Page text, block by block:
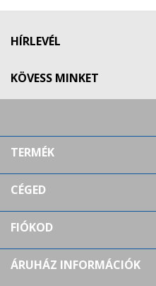
HÍRLEVÉL
KÖVESS MINKET
TERMÉK
CÉGED
FIÓKOD
ÁRUHÁZ INFORMÁCIÓK